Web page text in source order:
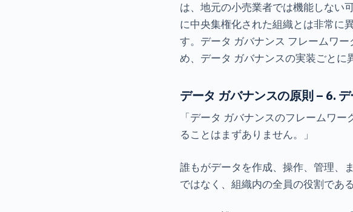
は、地元の小売業者では機能しない
に中央集権化された組織とは非常に
す。データ ガバナンス フレームワ
め、データ ガバナンスの実装ごとに
データ ガバナンスの原則 – 6.
「データ ガバナンスのフレームワ
ることはまずありません。」
誰もがデータを作成、操作、管理、
ではなく、組織内の全員の役割であ